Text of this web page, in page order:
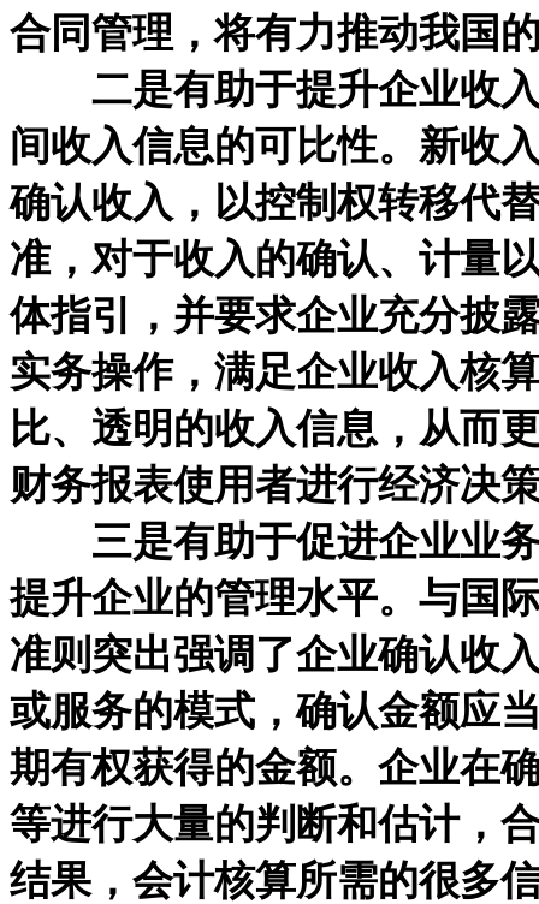
合同管理，将有力推动我国
二是有助于提升企业收入
间收入信息的可比性。新收
确认收入，以控制权转移代
准，对于收入的确认、计量
体指引，并要求企业充分披
实务操作，满足企业收入核
比、透明的收入信息，从而
财务报表使用者进行经济决
三是有助于促进企业业务
提升企业的管理水平。与国
准则突出强调了企业确认收
或服务的模式，确认金额应
期有权获得的金额。企业在
等进行大量的判断和估计，
结果，会计核算所需的很多